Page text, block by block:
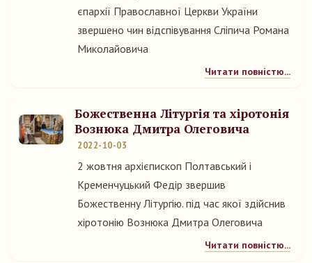
єпархії Православної Церкви України
звершено чин відспівування Сліпича Романа
Миколайовича
Читати повністю...
Божественна Літургія та хіротонія
Вознюка Дмитра Олеговича
2022-10-03
2 жовтня архієпископ Полтавський і
Кременчуцький Федір звершив
Божественну Літургію. під час якої здійснив
хіротонію Вознюка Дмитра Олеговича
Читати повністю...